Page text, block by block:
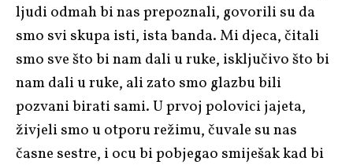
ljudi odmah bi nas prepoznali, govorili su da
smo svi skupa isti, ista banda. Mi djeca, čitali
smo sve što bi nam dali u ruke, isključivo što bi
nam dali u ruke, ali zato smo glazbu bili
pozvani birati sami. U prvoj polovici jajeta,
živjeli smo u otporu režimu, čuvale su nas
časne sestre, i ocu bi pobjegao smiješak kad bi